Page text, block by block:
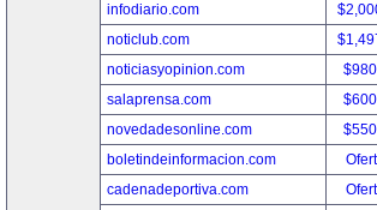
infodiario.com
noticlub.com
noticiasyopinion.com
salaprensa.com
novedadesonline.com
boletindeinformacion.com
cadenadeportiva.com